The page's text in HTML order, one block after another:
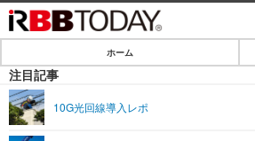
IT・デジタル
SPEED TEST
ホーム
注目記事
10G光回線導入レポ